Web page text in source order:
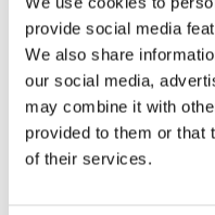
provide social media
We also share
our social media,
may combine it with
provided to them or that
of their services.
Lagerstatus 1 st i lager
Star Trading
Fri frakt över 995kr
Snabba leveranser